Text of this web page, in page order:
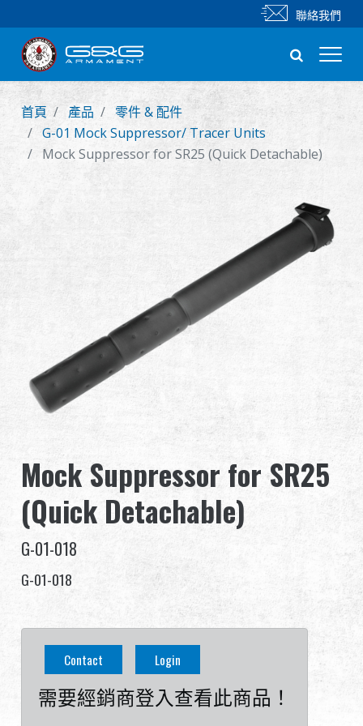
新產品
步槍
全球經銷
關於怪怪
活動與報導
支援服務
繁體中文
Français 日本語
聯絡我們
首頁 產品
零件 & 配件
G-01 Mock Suppressor/ Tracer Units
Mock Suppressor for SR25 (Quick Detachable)
Mock Suppressor for SR25
(Quick Detachable)
G-01-018
G-01-018
Contact Login
需要經銷商登入查看此商品！